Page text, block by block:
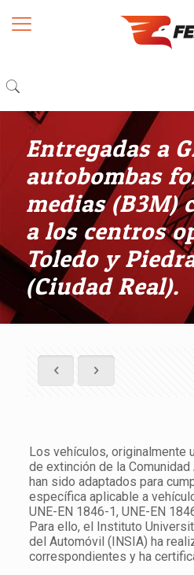
Entregadas a
autobombas
medias (B3M)
a los centros
Toledo y
(Ciudad Real).
Los vehículos, originalmente
de extinción de la
han sido adaptados para
específica aplicable a
UNE-EN 1846-1, UNE-EN
Para ello, el Instituto
del Automóvil (INSIA) ha
correspondientes y ha